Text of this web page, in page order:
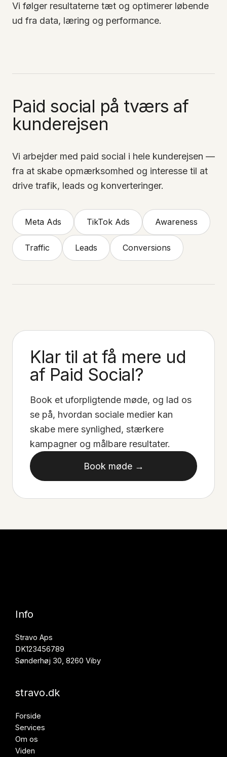
Vi følger resultaterne tæt og optimerer løbende
ud fra data, læring og performance.
Paid social på tværs af
kunderejsen
Vi arbejder med paid social i hele kunderejsen —
fra at skabe opmærksomhed og interesse til at
drive trafik, leads og konverteringer.
Meta Ads TikTok Ads Awareness
Traffic Leads Conversions
Klar til at få mere ud
af Paid Social?
Book et uforpligtende møde, og lad os
se på, hvordan sociale medier kan
skabe mere synlighed, stærkere
kampagner og målbare resultater.
Book møde →
Info
Stravo Aps
DK123456789
Sønderhøj 30, 8260 Viby
stravo.dk
Forside
Services
Om os
Viden